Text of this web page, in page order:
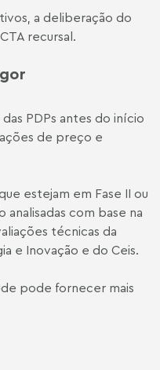
a deliberação do
recursal.
PDPs antes do início
de preço e
estejam em Fase II ou
com base na
técnicas da
e Inovação e do Ceis.
pode fornecer mais